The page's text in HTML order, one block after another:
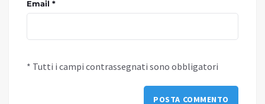
Email *
* Tutti i campi contrassegnati sono obbligatori